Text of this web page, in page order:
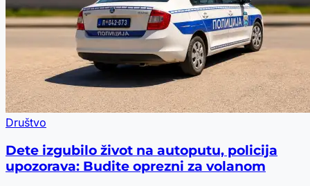
Društvo
Dete izgubilo život na autoputu, policija
upozorava: Budite oprezni za volanom